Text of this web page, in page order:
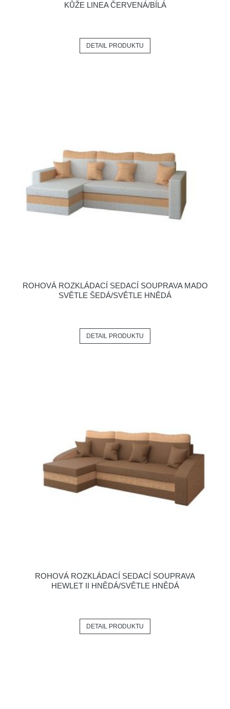
KŮŽE LINEA ČERVENÁ/BÍLÁ
DETAIL PRODUKTU
ROHOVÁ ROZKLÁDACÍ SEDACÍ SOUPRAVA MADO
SVĚTLE ŠEDÁ/SVĚTLE HNĚDÁ
DETAIL PRODUKTU
ROHOVÁ ROZKLÁDACÍ SEDACÍ SOUPRAVA
HEWLET II HNĚDÁ/SVĚTLE HNĚDÁ
DETAIL PRODUKTU